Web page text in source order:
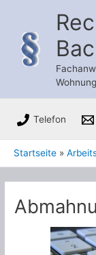
springen
Telefon
Startseite